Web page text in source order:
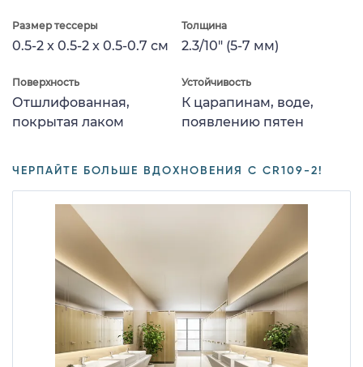
Размер тессеры
0.5-2 x 0.5-2 x 0.5-0.7 см
Толщина
2.3/10" (5-7 мм)
Поверхность
Отшлифованная,
покрытая лаком
Устойчивость
К царапинам, воде,
появлению пятен
ЧЕРПАЙТЕ БОЛЬШЕ ВДОХНОВЕНИЯ С CR109-2!